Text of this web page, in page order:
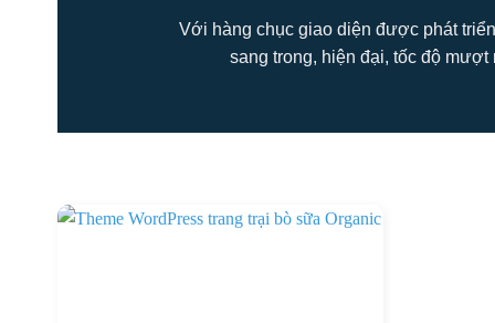
Với hàng chục giao diện được phát
sang trong, hiện đại, tốc độ